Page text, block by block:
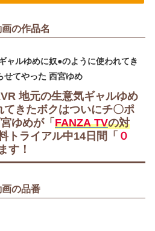
の作品名
ャルゆめに奴●のように使われてき
せてやった 西宮ゆめ
地元の生意気ギャルゆめ
きたボクはついにチ〇ポ
ゆめが「 FANZA TVの対
トライアル中14日間 「 ０
す！
の品番